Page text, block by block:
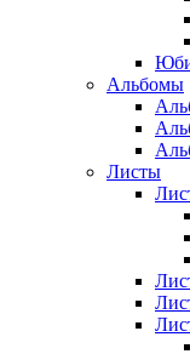
Альбомы
Листы